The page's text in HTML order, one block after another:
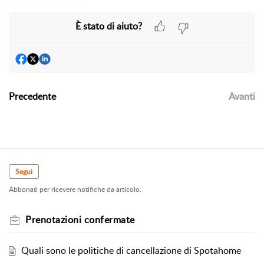
È stato di aiuto?
Precedente Avanti
Segui
Abbonati per ricevere notifiche da articolo.
Prenotazioni confermate
Quali sono le politiche di cancellazione di Spotahome